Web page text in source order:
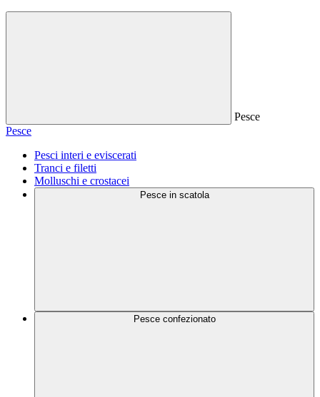
Pesce
Pesce
Pesci interi e eviscerati
Tranci e filetti
Molluschi e crostacei
Pesce in scatola
Pesce confezionato